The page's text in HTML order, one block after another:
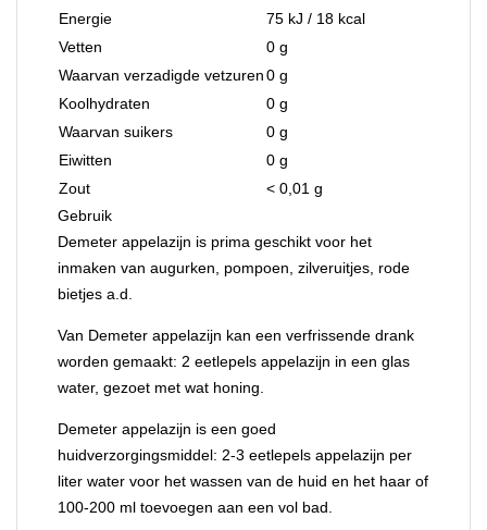
Energie
75 kJ / 18 kcal
Vetten
0 g
Waarvan verzadigde vetzuren0 g
Koolhydraten
0 g
Waarvan suikers
0 g
Eiwitten
0 g
Zout
< 0,01 g
Gebruik
Demeter appelazijn is prima geschikt voor het
inmaken van augurken, pompoen, zilveruitjes, rode
bietjes a.d.
Van Demeter appelazijn kan een verfrissende drank
worden gemaakt: 2 eetlepels appelazijn in een glas
water, gezoet met wat honing.
Demeter appelazijn is een goed
huidverzorgingsmiddel: 2-3 eetlepels appelazijn per
liter water voor het wassen van de huid en het haar of
100-200 ml toevoegen aan een vol bad.